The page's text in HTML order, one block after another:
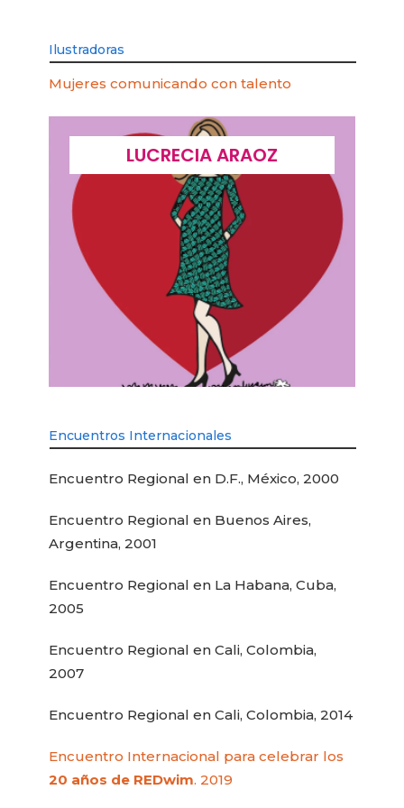
Ilustradoras
Mujeres comunicando con talento
LUCRECIA ARAOZ
Encuentros Internacionales
Encuentro Regional en D.F., México, 2000
Encuentro Regional en Buenos Aires,
Argentina, 2001
Encuentro Regional en La Habana, Cuba,
2005
Encuentro Regional en Cali, Colombia,
2007
Encuentro Regional en Cali, Colombia, 2014
Encuentro Internacional para celebrar los
20 años de REDwim. 2019